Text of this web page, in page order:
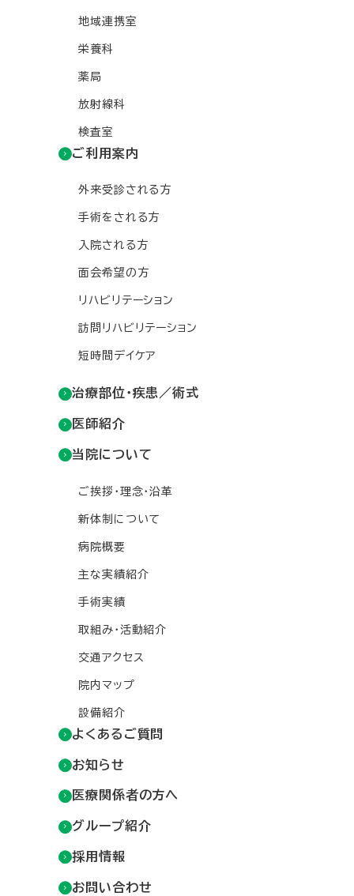
地域連携室
栄養科
薬局
放射線科
検査室
ご利用案内
外来受診される方
手術をされる方
入院される方
面会希望の方
リハビリテーション
訪問リハビリテーション
短時間デイケア
治療部位・疾患／術式
医師紹介
当院について
ご挨拶・理念・沿革
新体制について
病院概要
主な実績紹介
手術実績
取組み・活動紹介
交通アクセス
院内マップ
設備紹介
よくあるご質問
お知らせ
医療関係者の方へ
グループ紹介
採用情報
お問い合わせ